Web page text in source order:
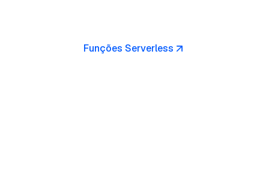
Funções Serverless